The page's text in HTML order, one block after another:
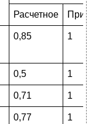
Расчетное
0,85 1
0,5 1
0,71 1
0,77 1